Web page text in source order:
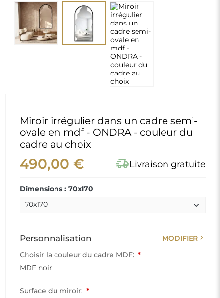
Miroir irrégulier dans un cadre semi-
ovale en mdf - ONDRA - couleur du
cadre au choix
490,00 € delivery_truck_speedLivraison gratuite
Dimensions : 70x170
Personnalisation MODIFIER chevron_right
Choisir la couleur du cadre MDF: *
MDF noir
Surface du miroir: *